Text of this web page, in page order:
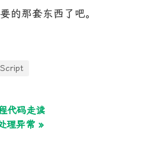
的那套东西了吧。
代码走读
理异常 »